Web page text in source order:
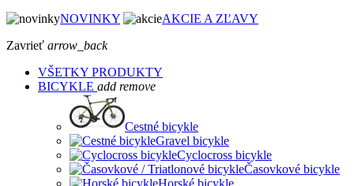
NOVINKY
AKCIE A ZĽAVY
Zavrieť arrow_back
VŠETKY PRODUKTY
BICYKLE add remove
Cestné bicykle
Gravel bicykle
Cyclocross bicykle
Časovkové bicykle
Horské bicykle